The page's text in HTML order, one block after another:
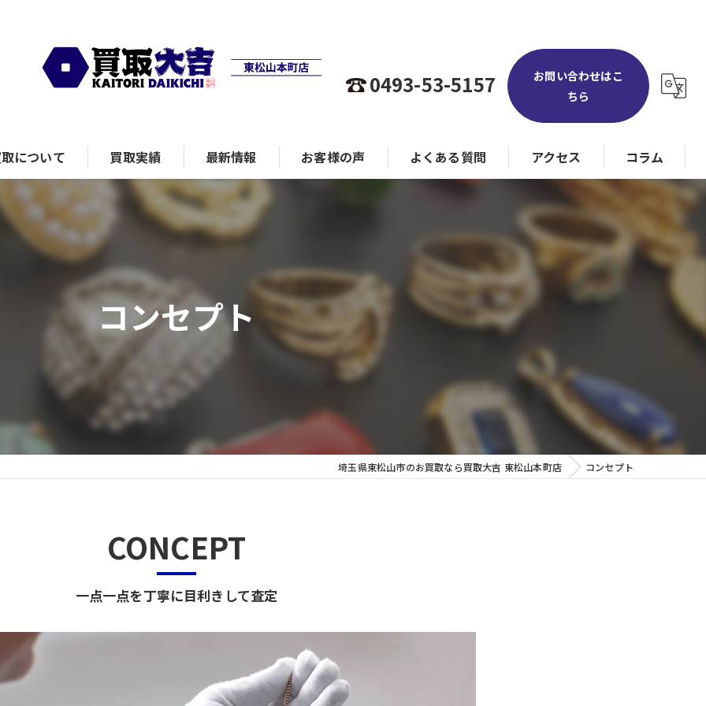
0493-53-5157
お問い合わせはこ
ちら
について
ンド品
買取実績 最新情報 お客様の声 よくある質問 アクセス コラム
コンセプト
埼玉県東松山市のお買取なら買取大吉 東松山本町店 コンセプト
一点一点を丁寧に目利きして査定
CONCEPT